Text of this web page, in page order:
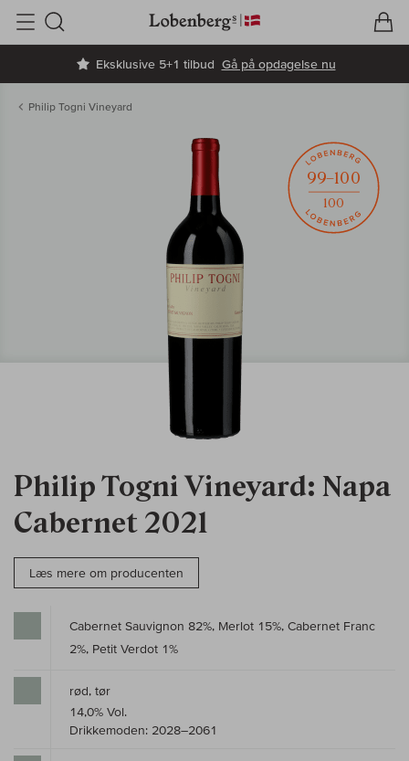
Eksklusive 5+1 tilbud Gå på opdagelse nu
Søg
Philip Togni Vineyard
Philip Togni Vineyard: Napa
Cabernet 2021
Læs mere om producenten
99–100
100
Cabernet Sauvignon 82%, Merlot 15%, Cabernet Franc
2%, Petit Verdot 1%
rød, tør
14,0% Vol.
Drikkemoden: 2028–2061